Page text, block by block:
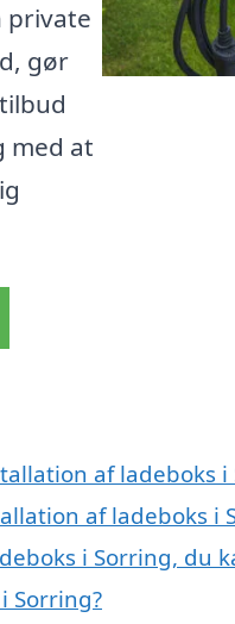
private
gør
med at
af ladeboks
af ladeboks i
i Sorring, du
Sorring?